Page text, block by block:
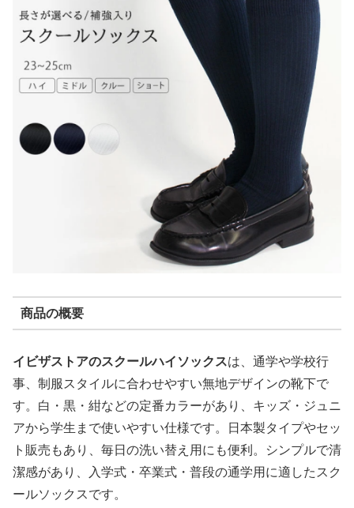
商品の概要
イビザストアのスクールハイソックスは、通学や学校行
事、制服スタイルに合わせやすい無地デザインの靴下で
す。白・黒・紺などの定番カラーがあり、キッズ・ジュニ
アから学生まで使いやすい仕様です。日本製タイプやセッ
ト販売もあり、毎日の洗い替え用にも便利。シンプルで清
潔感があり、入学式・卒業式・普段の通学用に適したスク
ールソックスです。